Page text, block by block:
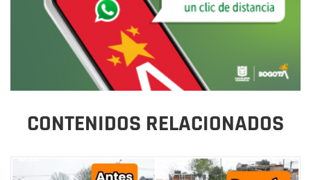
CONTENIDOS RELACIONADOS